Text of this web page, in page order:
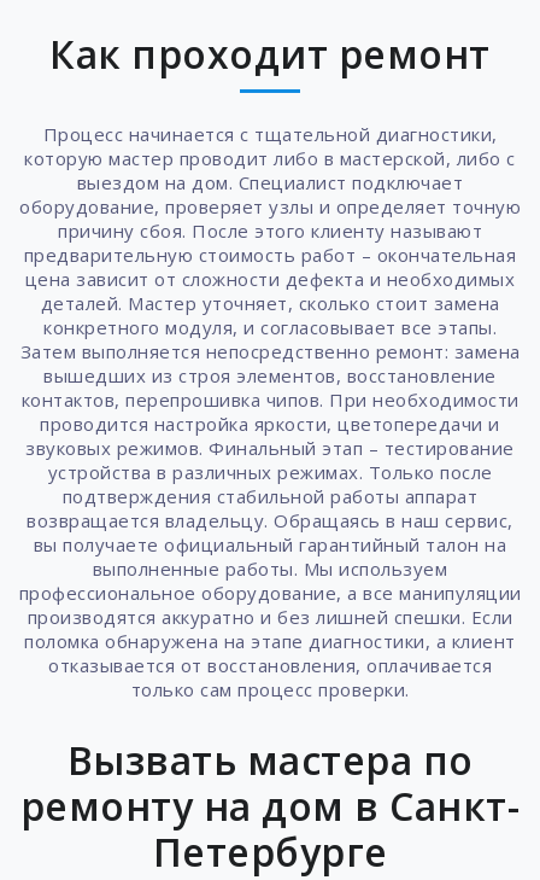
Как проходит ремонт
Процесс начинается с тщательной диагностики,
которую мастер проводит либо в мастерской, либо с
выездом на дом. Специалист подключает
оборудование, проверяет узлы и определяет точную
причину сбоя. После этого клиенту называют
предварительную стоимость работ – окончательная
цена зависит от сложности дефекта и необходимых
деталей. Мастер уточняет, сколько стоит замена
конкретного модуля, и согласовывает все этапы.
Затем выполняется непосредственно ремонт: замена
вышедших из строя элементов, восстановление
контактов, перепрошивка чипов. При необходимости
проводится настройка яркости, цветопередачи и
звуковых режимов. Финальный этап – тестирование
устройства в различных режимах. Только после
подтверждения стабильной работы аппарат
возвращается владельцу. Обращаясь в наш сервис,
вы получаете официальный гарантийный талон на
выполненные работы. Мы используем
профессиональное оборудование, а все манипуляции
производятся аккуратно и без лишней спешки. Если
поломка обнаружена на этапе диагностики, а клиент
отказывается от восстановления, оплачивается
только сам процесс проверки.
Вызвать мастера по
ремонту на дом в Санкт-
Петербурге